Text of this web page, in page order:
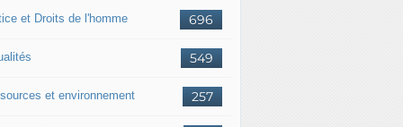
696
et Droits de l'homme
549
257
et environnement